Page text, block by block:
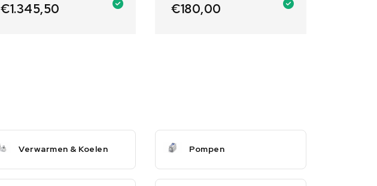
€1.345,50 €180,00
Verwarmen & Koelen Pompen